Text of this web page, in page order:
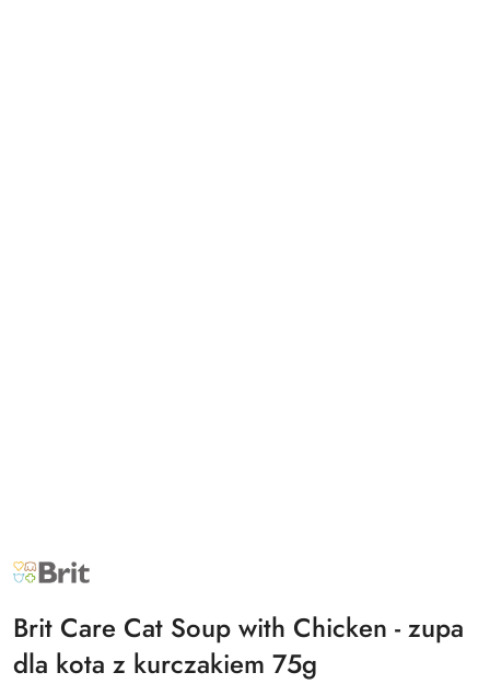
NAZWA
PRODUCENTA:
Brit Care Cat Soup with Chicken - zupa
dla kota z kurczakiem 75g